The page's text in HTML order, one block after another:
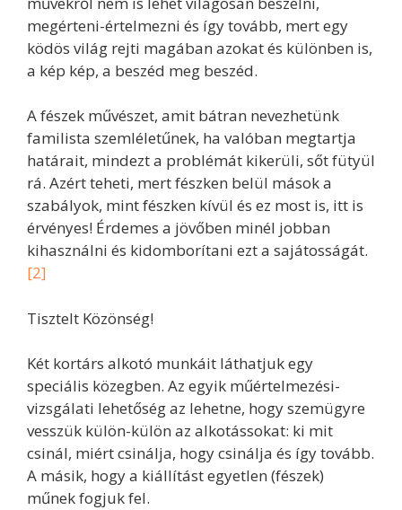
megérteni-értelmezni és így tovább, mert egy
ködös világ rejti magában azokat és különben is,
a kép kép, a beszéd meg beszéd.
A fészek művészet, amit bátran nevezhetünk
familista szemléletűnek, ha valóban megtartja
határait, mindezt a problémát kikerüli, sőt fütyül
rá. Azért teheti, mert fészken belül mások a
szabályok, mint fészken kívül és ez most is, itt is
érvényes! Érdemes a jövőben minél jobban
kihasználni és kidomborítani ezt a sajátosságát.
[2]
Tisztelt Közönség!
Két kortárs alkotó munkáit láthatjuk egy
speciális közegben. Az egyik műértelmezési-
vizsgálati lehetőség az lehetne, hogy szemügyre
vesszük külön-külön az alkotássokat: ki mit
csinál, miért csinálja, hogy csinálja és így tovább.
A másik, hogy a kiállítást egyetlen (fészek)
műnek fogjuk fel.